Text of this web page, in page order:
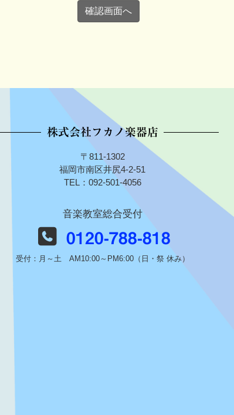
株式会社フカノ楽器店
〒811-1302
福岡市南区井尻4-2-51
TEL：092-501-4056
音楽教室総合受付
0120-788-818
受付：月～土 AM10:00～PM6:00（日・祭 休み）